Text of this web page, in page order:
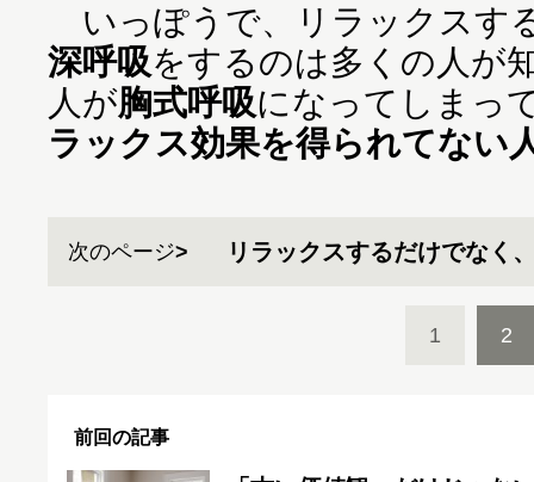
いっぽうで、リラックスす
深呼吸をするのは多くの人が
人が胸式呼吸になってしまっ
ラックス効果を得られてない
次のページ リラックスするだけでなく
1 2
前回の記事